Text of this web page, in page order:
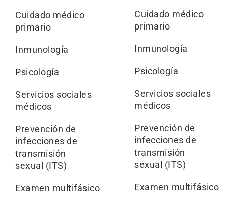
Cuidado médico
primario
Inmunología
Psicología
Servicios sociales
médicos
Prevención de
infecciones de
transmisión
sexual (ITS)
Examen multifásico
Cuidado médico
primario
Inmunología
Psicología
Servicios sociales
médicos
Prevención de
infecciones de
transmisión
sexual (ITS)
Examen multifásico